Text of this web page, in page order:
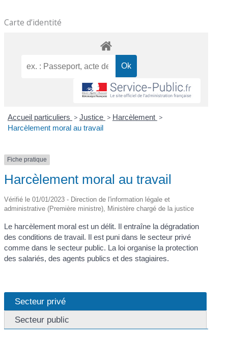
Carte d’identité
Accueil particuliers > Justice > Harcèlement >
Harcèlement moral au travail
Fiche pratique
Harcèlement moral au travail
Vérifié le 01/01/2023 - Direction de l'information légale et
administrative (Première ministre), Ministère chargé de la justice
Le harcèlement moral est un délit. Il entraîne la dégradation
des conditions de travail. Il est puni dans le secteur privé
comme dans le secteur public. La loi organise la protection
des salariés, des agents publics et des stagiaires.
Secteur privé
Secteur public